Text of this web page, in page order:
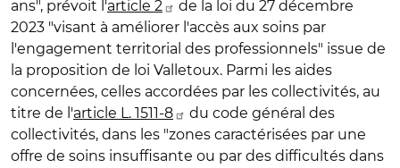
ans", prévoit l'article 2
de la loi du 27 décembre
2023 "visant à améliorer l'accès aux soins par
l'engagement territorial des professionnels" issue de
la proposition de loi Valletoux. Parmi les aides
concernées, celles accordées par les collectivités, au
titre de l'article L. 1511-8
du code général des
collectivités, dans les "zones caractérisées par une
offre de soins insuffisante ou par des difficultés dans